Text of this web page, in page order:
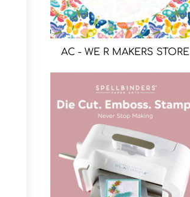
AC - WE R MAKERS STORE